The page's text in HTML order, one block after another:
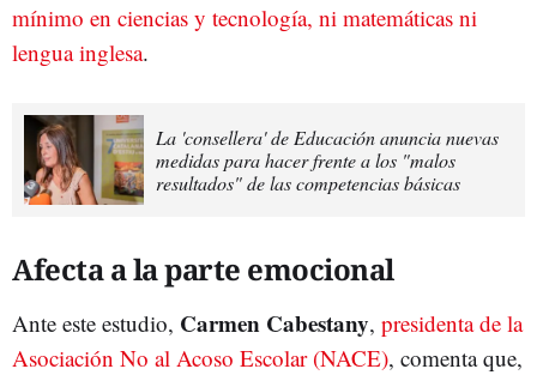
mínimo en ciencias y tecnología, ni matemáticas ni
lengua inglesa.
La 'consellera' de Educación anuncia nuevas
medidas para hacer frente a los "malos
resultados" de las competencias básicas
Afecta a la parte emocional
Ante este estudio, Carmen Cabestany, presidenta de la
Asociación No al Acoso Escolar (NACE), comenta que,